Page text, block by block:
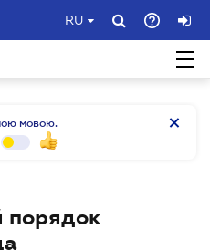
RU
мовою.
порядок